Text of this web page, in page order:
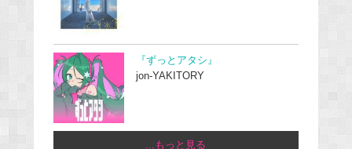
『ずっとアタシ』
jon-YAKITORY
...もっと見る